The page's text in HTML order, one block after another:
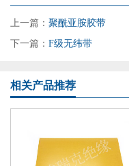
上一篇： 聚酰亚胺胶带
下一篇： F级无纬带
相关产品推荐